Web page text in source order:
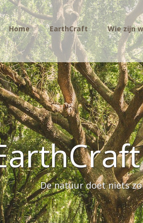
Home EarthCraft Wie zijn
De natuur doet niets